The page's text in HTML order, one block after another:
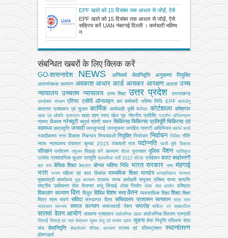
EPF खाते को 15 दिसंबर तक आधार से जोड़ें, ऐसे
सक्रिय करें UAN नंबर
EPF खाते को 15 दिसंबर तक आधार से जोड़ें, ऐसे
सक्रिय करें UAN नंबरनई दिल्ली । कर्मचारी भविष्य
न
संबन्धित खबरों के लिए क्लिक करें
GO-शासनादेश NEWS अनिवार्य सेवानिवृत्ति अनुकम्पा नियुक्ति
अल्‍पसंख्‍यक कल्‍याण अवकाश आधार कार्ड आयकर आरक्षण आवास उच्च
न्यायालय उच्चतम न्यायालय उच्‍च शिक्षा उत्तर प्रदेश उत्तराखण्ड
उपभोक्‍ता संरक्षण एरियर एसीपी ऑनलाइन कर कर्मचारी भविष्य निधि EPF कामधेनु
कारागार प्रशासन एवं सुधार कार्मिक कार्यवाही कृषि कैरियर कोर्टशाला कोषागार
खाद्य एवं औषधि प्रशासन खाद्य एवम् रसद खेल गृह गोपनीय प्रविष्टि ग्रामीण अभियन्‍त्रण
ग्राम्य विकास ग्रेच्युटी चतुर्थ श्रेणी चयन चिकित्सा चिकित्सा प्रतिपूर्ति चिकित्‍सा एवं
स्वास्थ्य छात्रवृत्ति जनवरी जनसुनवाई जनसूचना जनहित गारण्टी अधिनियम धर्मार्थ कार्य
नकदीकरण नगर विकास निबन्‍धन नियमावली नियुक्ति नियोजन निर्वाचन निविदा नीति
न्याय न्यायालय पंचायत चुनाव 2015 पंचायती राज पदोन्नति परती भूमि विकास
परिवहन पर्यावरण पशुधन पिछड़ा वर्ग कल्‍याण पीएफ पुरस्कार पुलिस पेंशन
प्रतिकूल
प्रविष्टि प्रशासनिक सुधार प्रसूति प्राथमिक भर्ती 2012 प्रेरक प्रोबेशन बजट बर्खास्तगी
बाट माप बेसिक शिक्षा बैकलाग बोनस भविष्य निधि भारत सरकार भाषा मंहगाई
भत्ता
मत्‍स्‍य महिला एवं बाल विकास माध्यमिक शिक्षा मानदेय मानवाधिकार मान्यता
मुख्‍यमंत्री कार्यालय युवा कल्याण राजस्व राज्य कर्मचारी संयुक्त परिषद राज्य सम्पत्ति
राष्ट्रीय एकीकरण रोक रोजगार लघु सिंचाई लोक निर्माण लोक सेवा आयोग वरिष्ठता
विकलांग कल्याण वित्त विद्युत विविध विशेष भत्ता वेतन व्‍यवसायिक शिक्षा शिक्षा शिक्षा
मित्र श्रम संवर्ग संविदा संस्‍थागत वित्‍त सचिवालय प्रशासन सत्यापन सत्र लाभ
सत्रलाभ
समन्वय समाज कल्याण समाजवादी पेंशन समारोह सर्किल दर सहकारिता
सातवां वेतन आयोग सामान्य प्रशासन सार्वजनिक उद्यम सार्वजनिक वितरण प्रणाली
सिंचाई सिंचाई एवं जल संसाधन सूक्ष्म लघु एवं मध्यम उद्यम सूचना सेवा निवृत्ति परिलाभ सेवा
संघ
सेवानिवृत्ति सेवायोजन सैनिक कल्‍याण स्टाम्प एवं रजिस्ट्रेशन स्थानांतरण
होमगाडर्स